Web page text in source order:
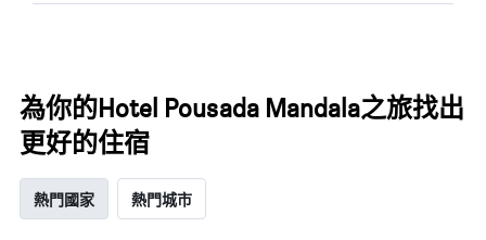
為你的Hotel Pousada Mandala之旅找出
更好的住宿
熱門國家 熱門城市